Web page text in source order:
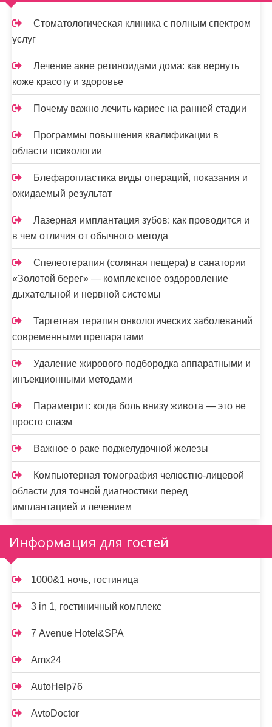
м
Стоматологическая клиника с полным спектром
услуг
Лечение акне ретиноидами дома: как вернуть
коже красоту и здоровье
Почему важно лечить кариес на ранней стадии
Программы повышения квалификации в
области психологии
Блефаропластика виды операций, показания и
ожидаемый результат
Лазерная имплантация зубов: как проводится и
в чем отличия от обычного метода
Спелеотерапия (соляная пещера) в санатории
«Золотой берег» — комплексное оздоровление
дыхательной и нервной системы
Таргетная терапия онкологических заболеваний
современными препаратами
Удаление жирового подбородка аппаратными и
инъекционными методами
Параметрит: когда боль внизу живота — это не
просто спазм
Важное о раке поджелудочной железы
Компьютерная томография челюстно-лицевой
области для точной диагностики перед
имплантацией и лечением
Информация для гостей
1000&1 ночь, гостиница
3 in 1, гостиничный комплекс
7 Avenue Hotel&SPA
Amx24
AutoHelp76
AvtoDoctor